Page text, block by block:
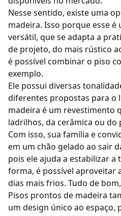
Nesse sentido, existe uma
madeira. Isso porque esse
versátil, que se adapta a
de projeto, do mais rústico
é possível combinar o piso
exemplo.
Ele possui diversas
diferentes propostas para o
madeira é um revestimento
ladrilhos, da cerâmica ou do
Com isso, sua família e
em um chão gelado ao sair
pois ele ajuda a estabilizar a
forma, é possível aproveitar
dias mais frios. Tudo de
Pisos prontos de madeira
um design único ao espaço,